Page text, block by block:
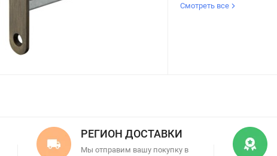
Смотреть все
РЕГИОН ДОСТАВКИ
Мы отправим вашу покупку в